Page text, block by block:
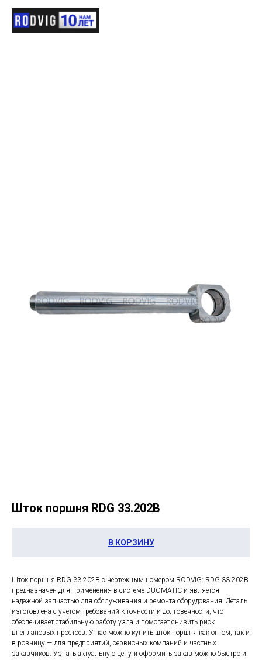
Шток поршня RDG 33.202B
В КОРЗИНУ
Шток поршня RDG 33.202B с чертежным номером RODVIG: RDG 33.202B
предназначен для применения в системе DUOMATIC и является
надежной запчастью для обслуживания и ремонта оборудования. Деталь
изготовлена с учетом требований к точности и долговечности, что
обеспечивает стабильную работу узла и помогает снизить риск
внеплановых простоев. У нас можно купить шток поршня как оптом, так и
в розницу — для предприятий, сервисных компаний и частных
заказчиков. Узнать актуальную цену и оформить заказ можно быстро и